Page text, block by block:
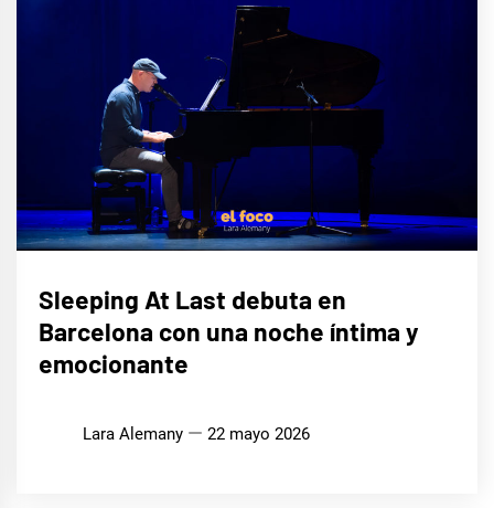
Sleeping At Last debuta en
Barcelona con una noche íntima y
emocionante
Lara Alemany 22 mayo 2026